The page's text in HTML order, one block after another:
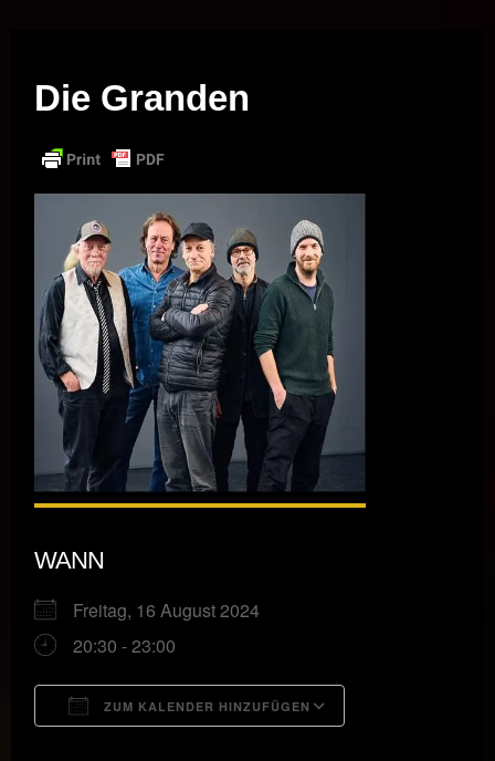
Die Granden
WANN
Freitag, 16 August 2024
20:30 - 23:00
ZUM KALENDER HINZUFÜGEN